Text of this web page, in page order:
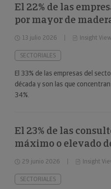
El 22% de las
por mayor de
construcción y
en riesgo máximo o
13 julio 2026 Insight View
SECTORIALES
El 33% de las empresas del
década y son las que
34%.
El 23% de las
máximo o elevado
29 junio 2026 Insight
SECTORIALES